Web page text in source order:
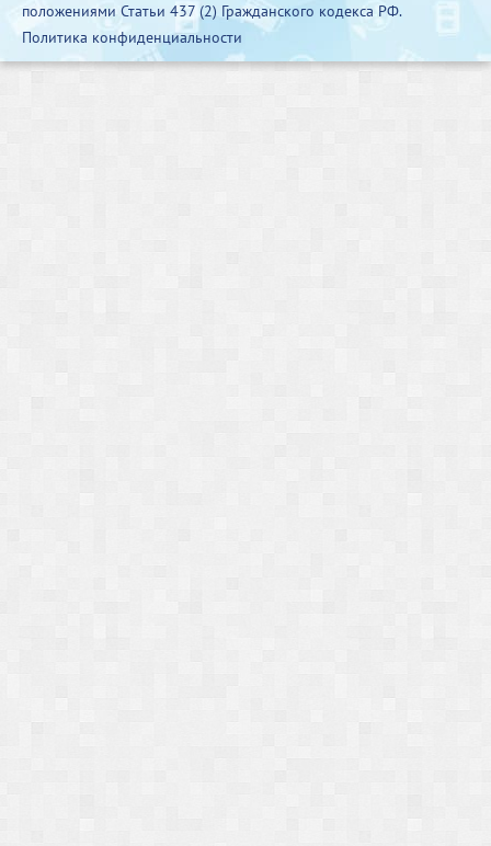
положениями Статьи 437 (2) Гражданского кодекса РФ.
Политика конфиденциальности